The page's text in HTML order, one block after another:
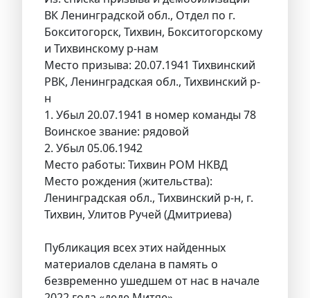
ВК Ленинградской обл., Отдел по г.
Бокситогорск, Тихвин, Бокситогорскому
и Тихвинскому р-нам
Место призыва: 20.07.1941 Тихвинский
РВК, Ленинградская обл., Тихвинский р-
н
1. Убыл 20.07.1941 в номер команды 78
Воинское звание: рядовой
2. Убыл 05.06.1942
Место работы: Тихвин РОМ НКВД
Место рождения (жительства):
Ленинградская обл., Тихвинский р-н, г.
Тихвин, Улитов Ручей (Дмитриева)
Публикация всех этих найденных
материалов сделана в память о
безвременно ушедшем от нас в начале